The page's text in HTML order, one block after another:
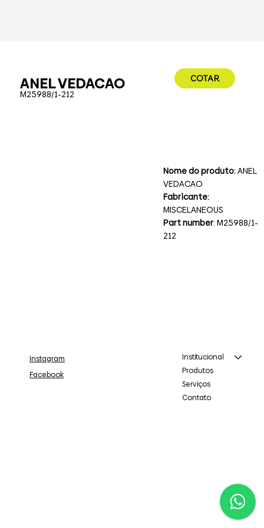
ANEL VEDACAO
M25988/1-212
COTAR
Nome do produto:ANEL
VEDACAO
Fabricante:
MISCELANEOUS
Part number: M25988/1-
212
Institucional
Produtos
Serviços
Contato
Instagram
Facebook